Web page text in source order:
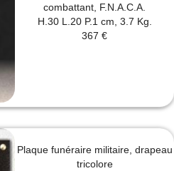
combattant, F.N.A.C.A.
H.30 L.20 P.1 cm, 3.7 Kg.
367 €
Plaque funéraire militaire, drapeau
tricolore